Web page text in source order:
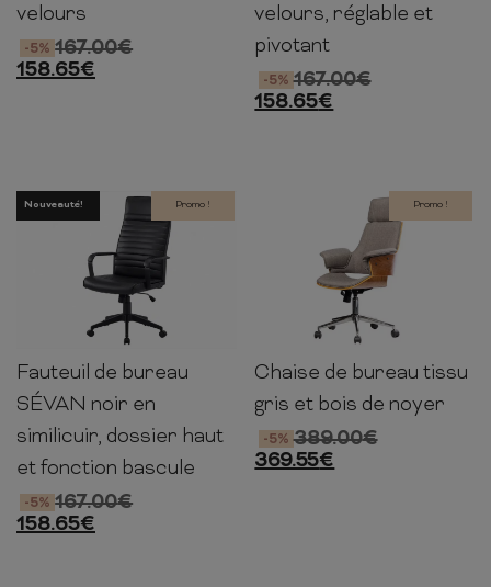
velours
167.00€
-5%
158.65€
velours, réglable et
pivotant
167.00€
-5%
158.65€
Nouveauté! Promo !
117-127cm 60cm
Fauteuil de bureau
SÉVAN noir en
similicuir, dossier haut
et fonction bascule
167.00€
-5%
158.65€
Promo !
111-
120cm
68cm 64cm
Chaise de bureau tissu
gris et bois de noyer
389.00€
-5%
369.55€